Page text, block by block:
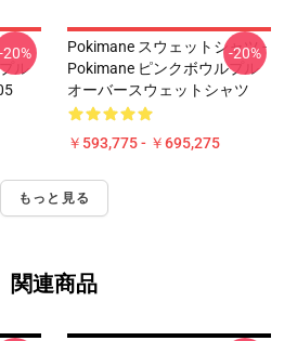
ル
-20%
Pokimane スウェットシャツ -
Pokimane ピンクボウルプル
オーバースウェットシャツ
￥593,775 - ￥695,275
-20%
もっと見る
関連商品